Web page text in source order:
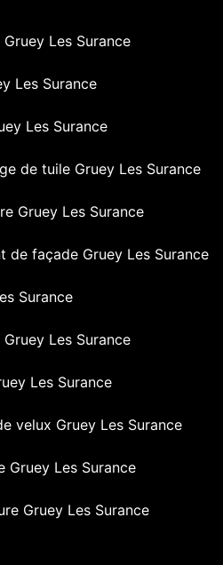
Les Surance
Les Surance
Les Surance
de tuile Gruey Les Surance
Gruey Les Surance
de façade Gruey Les Surance
Surance
Les Surance
Les Surance
velux Gruey Les Surance
Gruey Les Surance
Gruey Les Surance